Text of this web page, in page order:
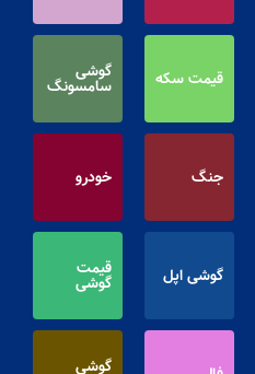
قیمت سکه گوشی
سامسونگ
جنگ خودرو
گوشی اپل قیمت
گوشی
گوشی